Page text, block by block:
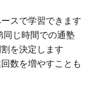
スで学習できます
同じ時間での通塾
を決定します
数を増やすことも